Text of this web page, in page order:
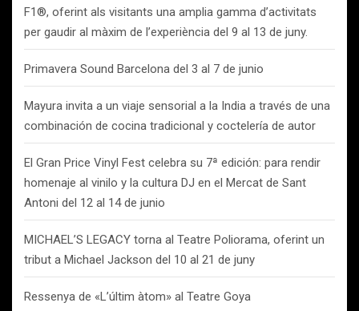
F1®, oferint als visitants una amplia gamma d’activitats
per gaudir al màxim de l’experiència del 9 al 13 de juny.
Primavera Sound Barcelona del 3 al 7 de junio
Mayura invita a un viaje sensorial a la India a través de una
combinación de cocina tradicional y coctelería de autor
El Gran Price Vinyl Fest celebra su 7ª edición: para rendir
homenaje al vinilo y la cultura DJ en el Mercat de Sant
Antoni del 12 al 14 de junio
MICHAEL’S LEGACY torna al Teatre Poliorama, oferint un
tribut a Michael Jackson del 10 al 21 de juny
Ressenya de «L’últim àtom» al Teatre Goya